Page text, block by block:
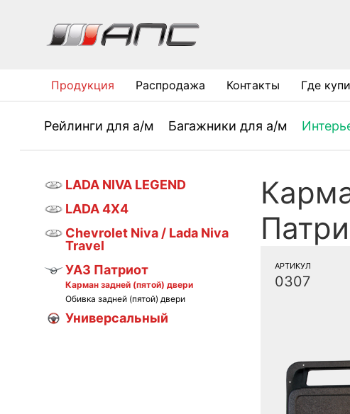
Продукция Распродажа Контакты Где
Рейлинги для а/м Багажники для а/м
LADA NIVA LEGEND
LADA 4X4
Chevrolet Niva / Lada Niva
Travel
УАЗ Патриот
Карман задней (пятой) двери
Обивка задней (пятой) двери
Универсальный
АРТИКУЛ
0307